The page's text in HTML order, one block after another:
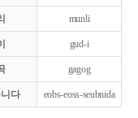
munli
gud-i
gagog
다 eobs-eoss-seubnida